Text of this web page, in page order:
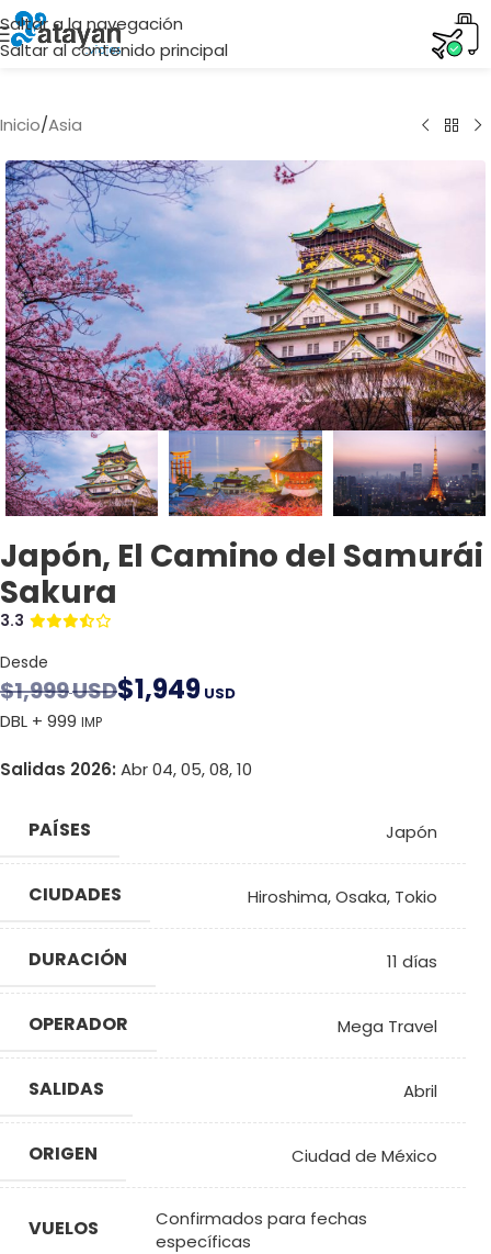
Saltar a la navegación
Saltar al contenido principal
Inicio/Asia
Japón, El Camino del Samurái
Sakura
3.3
Desde
$1,999USD$1,949 USD
DBL + 999 IMP
Salidas 2026: Abr 04, 05, 08, 10
PAÍSES Japón
CIUDADES Hiroshima,Osaka, Tokio
DURACIÓN 11 días
OPERADOR Mega Travel
SALIDAS Abril
ORIGEN Ciudad de México
VUELOS
Confirmados para fechas
específicas